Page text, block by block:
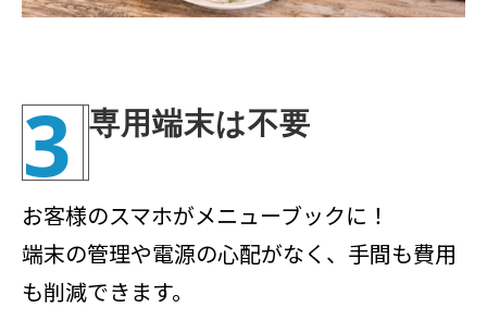
3 専用端末は不要
お客様のスマホがメニューブックに！
端末の管理や電源の心配がなく、手間も費用
も削減できます。